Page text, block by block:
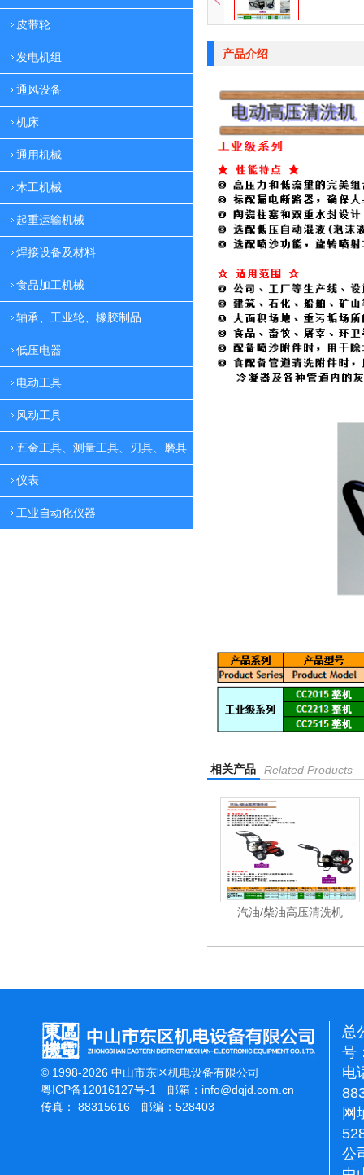
皮带轮
发电机组
通风设备
机床
通用机械
木工机械
起重运输机械
焊接设备及材料
食品加工机械
轴承、工业轮、橡胶制品
低压电器
电动工具
风动工具
五金工具、测量工具、刃具、磨具
仪表
工业自动化仪器
产品介绍
相关产品 Related Products
汽油/柴油高压清洗机
© 1998-2026 中山市东区机电设备有限公司
粤ICP备12016127号-1 邮箱： info@dqjd.com.cn
传真： 88315616 邮编：528403
总
号
电
网
公